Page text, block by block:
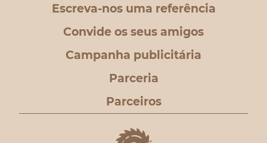
Escreva-nos uma referência
Convide os seus amigos
Campanha publicitária
Parceria
Parceiros